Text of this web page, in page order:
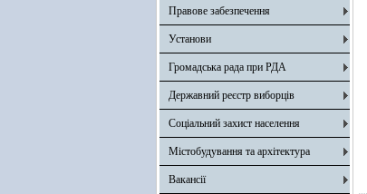
Правове забезпечення
Установи
Громадська рада при РДА
Державний реєстр виборців
Соціальний захист населення
Містобудування та архітектура
Вакансії